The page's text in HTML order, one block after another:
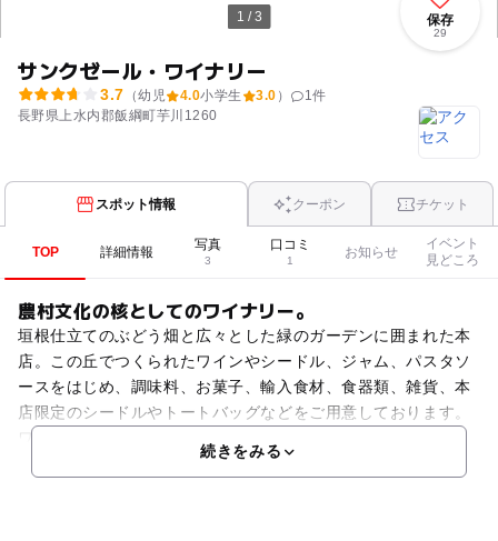
1 / 3
サンクゼール・ワイナリー
3.7 （幼児 4.0小学生 3.0 ） 1件
長野県上水内郡飯綱町芋川1260
保存
29
スポット情報 クーポン チケット
TOP 詳細情報 写真
3
口コミ
1
お知らせ
イベント
見どころ
農村文化の核としてのワイナリー。
垣根仕立てのぶどう畑と広々とした緑のガーデンに囲まれた本
店。この丘でつくられたワインやシードル、ジャム、パスタソ
ースをはじめ、調味料、お菓子、輸入食材、食器類、雑貨、本
店限定のシードルやトートバッグなどをご用意しております。
ワインの試飲もできます。ガーデンやデリカテッセンでは春、
続きをみる